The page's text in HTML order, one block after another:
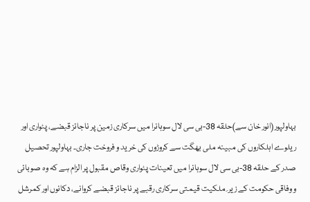
بہاولپور (انور خان سے)حلقہ 38-بی سی لال سوہانرا میں سرکاری زمین پر ناجائز قبضے، پٹواری اور
ریلوے اہلکاروں کی مبینہ ملی بھگت سے کروڑوں کی خرید و فروخت جاری۔ بہاولپور تحصیل
صدر کے حلقہ 38-بی سی لال سوہانرا میں تعینات پٹواری وقاص مقبول پر الزام ہے کہ وہ صوبائی
و وفاقی حکومت کے زیر ِ ملکیت قیمتی سرکاری رقبے پر ناجائز قبضے کروانے، دکانوں اور کمرشل